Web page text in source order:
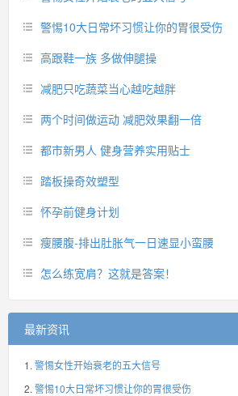
警惕10大日常坏习惯让你的胃很受伤
高跟鞋一族 多做伸腿操
减肥只吃蔬菜当心越吃越胖
两个时间做运动 减肥效果翻一倍
都市新男人 健身营养实用贴士
踏板操奇效塑型
怀孕前健身计划
瘦腰腹-排出肚胀气一日速显小蛮腰
怎么练宽肩？这就是答案！
最新资讯
警惕女性开始衰老的五大信号
警惕10大日常坏习惯让你的胃很受伤